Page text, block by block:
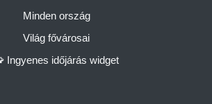
Minden ország
Világ fővárosai
Ingyenes időjárás widget